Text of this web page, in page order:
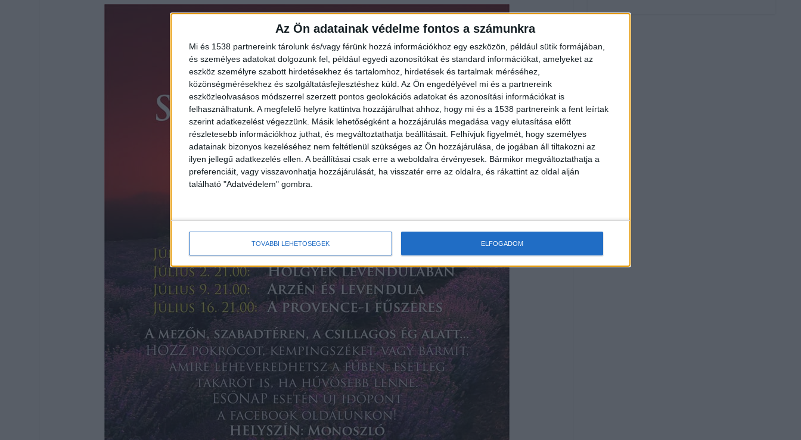
Az Ön adatainak védelme fontos a számunkra
Mi és 1538 partnereink tárolunk és/vagy férünk hozzá információkhoz egy eszközön, például sütik formájában,
és személyes adatokat dolgozunk fel, például egyedi azonosítókat és standard információkat, amelyeket az
eszköz személyre szabott hirdetésekhez és tartalomhoz, hirdetések és tartalmak méréséhez,
közönségmérésekhez és szolgáltatásfejlesztéshez küld. Az Ön engedélyével mi és a partnereink
eszközleolvasásos módszerrel szerzett pontos geolokációs adatokat és azonosítási információkat is
felhasználhatunk. A megfelelő helyre kattintva hozzájárulhat ahhoz, hogy mi és a 1538 partnereink a fent leírtak
szerint adatkezelést végezzünk. Másik lehetőségként a hozzájárulás megadása vagy elutasítása előtt
részletesebb információkhoz juthat, és megváltoztathatja beállításait. Felhívjuk figyelmét, hogy személyes
adatainak bizonyos kezeléséhez nem feltétlenül szükséges az Ön hozzájárulása, de jogában áll tiltakozni az
ilyen jellegű adatkezelés ellen. A beállításai csak erre a weboldalra érvényesek. Bármikor megváltoztathatja a
preferenciáit, vagy visszavonhatja hozzájárulását, ha visszatér erre az oldalra, és rákattint az oldal alján
található "Adatvédelem" gombra.
TOVÁBBI LEHETŐSÉGEK ELFOGADOM